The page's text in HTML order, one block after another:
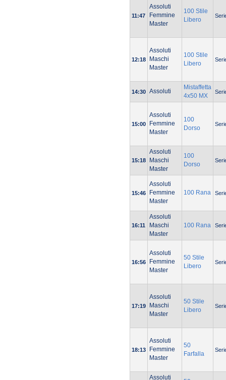
11:47
Assoluti
Femmine
Master
100 Stile
Libero
12:18
Assoluti
Maschi
Master
100 Stile
Libero
14:30 Assoluti
Mistaffetta
4x50 MX
15:00
Assoluti
Femmine
Master
100
Dorso
15:18
Assoluti
Maschi
Master
100
Dorso
15:46
Assoluti
Femmine
Master
100 Rana
16:11
Assoluti
Maschi
Master
100 Rana
16:56
Assoluti
Femmine
Master
50 Stile
Libero
17:19
Assoluti
Maschi
Master
50 Stile
Libero
18:13
Assoluti
Femmine
Master
50
Farfalla
Assoluti